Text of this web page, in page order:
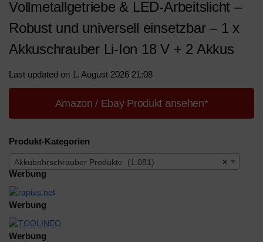
Vollmetallgetriebe & LED-Arbeitslicht –
Robust und universell einsetzbar – 1 x
Akkuschrauber Li-Ion 18 V + 2 Akkus
Last updated on 1. August 2026 21:08
Amazon / Ebay Produkt ansehen*
Produkt-Kategorien
×
Akkubohrschrauber Produkte (1.081)
Werbung
Werbung
Werbung